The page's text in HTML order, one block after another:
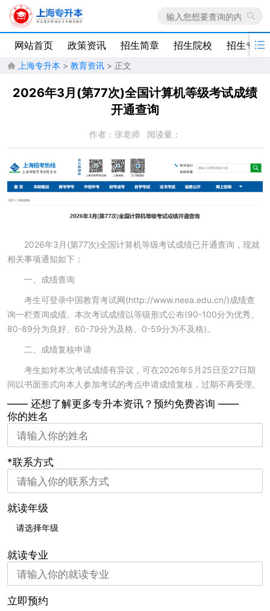
网站首页 政策资讯 招生简章 招生院校 招生专业

 上海专升本 > 教育资讯 > 正文
2026年3月(第77次)全国计算机等级考试成绩
开通查询
作者：张老师 阅读量：
2026年3月(第77次)全国计算机等级考试成绩已开通查询，现就
相关事项通知如下：
一、成绩查询
考生可登录中国教育考试网(http://www.neea.edu.cn/)成绩查
询一栏查询成绩。本次考试成绩以等级形式公布(90-100分为优秀、
80-89分为良好、60-79分为及格、0-59分为不及格)。
二、成绩复核申请
考生如对本次考试成绩有异议，可在2026年5月25日至27日期
间以书面形式向本人参加考试的考点申请成绩复核，过期不再受理。
—— 还想了解更多专升本资讯？ 预约免费咨询 ——
你的姓名
*联系方式
就读年级
就读专业
立即预约